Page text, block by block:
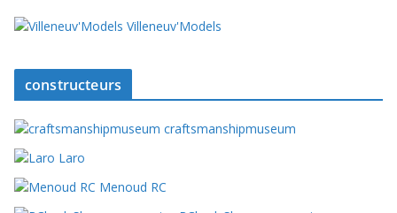
Villeneuv'Models
constructeurs
craftsmanshipmuseum
Laro
Menoud RC